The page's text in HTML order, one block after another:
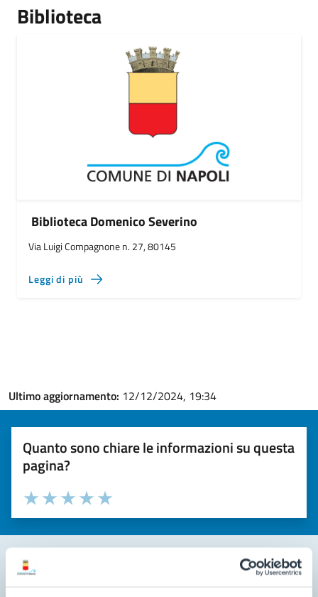
Biblioteca
Biblioteca Domenico Severino
Via Luigi Compagnone n. 27, 80145
Leggi di più
Ultimo aggiornamento: 12/12/2024, 19:34
Quanto sono chiare le informazioni su questa
pagina?
Valuta la chiarezza delle informazioni (da 1 a 5 stelle)
Seleziona il numero di stelle per valutare la chiarezza delle
Valuta 5 stelle su 5
Valuta 4 stelle su 5
Valuta 3 stelle su 5
Valuta 2 stelle su 5
Valuta 1 stelle su 5